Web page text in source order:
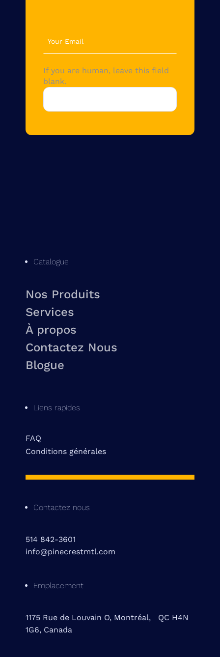
Catalogue
Nos Produits
Services
À propos
Contactez Nous
Blogue
Liens rapides
FAQ
Conditions générales
Contactez nous
514 842-3601
info@pinecrestmtl.com
Emplacement
1175 Rue de Louvain O, Montréal, QC H4N
1G6, Canada
If you are human, leave this field
blank.